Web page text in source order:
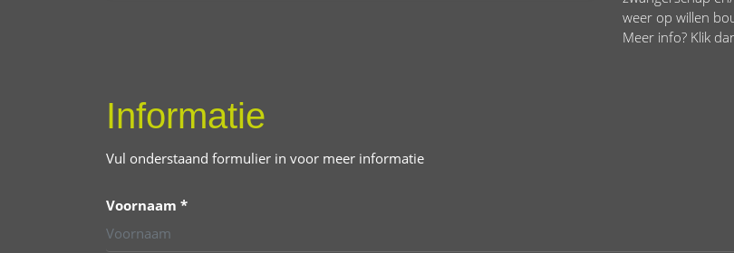
weer op willen
Meer info? Klik
Informatie
Vul onderstaand formulier in voor meer informatie
Voornaam *